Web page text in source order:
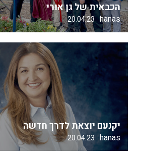
הכבאית של גן אורי
hanas
20.04.23
יקנעם יוצאת לדרך חדשה
hanas
20.04.23